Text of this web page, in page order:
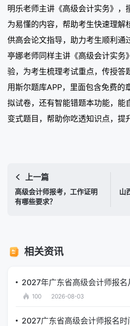
明乐老师主讲《高级会计实务》，
为易懂的内容，帮助考生快速理解
供高会论文指导，助力考生顺利通
亭娜老师同样主讲《高级会计实务
验，为考生梳理考试重点，传授答
用斯尔题库APP，里面包含免费的
拟试卷，还有智能错题本功能，能
变式题目，帮助你吃透知识点，提
上一篇
高级会计师报考，工作证明
有哪些要求？
山
相关资讯
2027年广东省高级会计师报
100 2026-08-03
2027广东省高级会计师报名时